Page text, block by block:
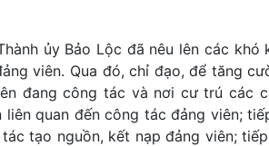
ủy Bảo Lộc đã nêu lên các khó
viên. Qua đó, chỉ đạo, để tăng
đang công tác và nơi cư trú các
quan đến công tác đảng viên;
tạo nguồn, kết nạp đảng viên;